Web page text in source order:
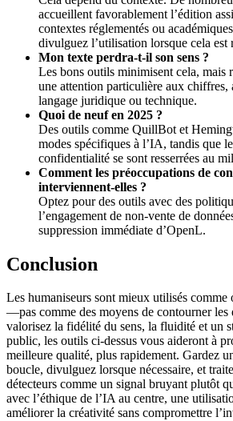
accueillent favorablement l’édition
contextes réglementés ou
divulguez l’utilisation lorsque cela est
Mon texte perdra-t-il son sens ?
Les bons outils minimisent cela, mais
une attention particulière aux chiffres,
langage juridique ou technique.
Quoi de neuf en 2025 ?
Des outils comme QuillBot et
modes spécifiques à l’IA, tandis que
confidentialité se sont resserrées au
Comment les préoccupations de
interviennent-elles ?
Optez pour des outils avec des
l’engagement de non-vente de
suppression immédiate d’OpenL.
Conclusion
Les humaniseurs sont mieux utilisés comme
—pas comme des moyens de contourner les
valorisez la fidélité du sens, la fluidité et un
public, les outils ci-dessus vous aideront à
meilleure qualité, plus rapidement. Gardez
boucle, divulguez lorsque nécessaire, et
détecteurs comme un signal bruyant plutôt
avec l’éthique de l’IA au centre, une
améliorer la créativité sans compromettre